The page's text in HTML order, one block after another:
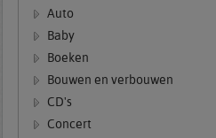
Auto
Baby
Boeken
Bouwen en verbouwen
CD's
Concert